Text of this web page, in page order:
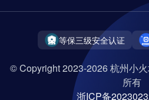
等保三级安全认证
© Copyright 2023-2026 杭州小
所有
浙ICP备